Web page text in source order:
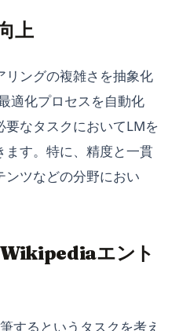
上
ングの複雑さを抽象化
適化プロセスを自動化
要なタスクにおいてLMを
す。特に、精度と一貫
ツなどの分野におい
エント
するというタスクを考え